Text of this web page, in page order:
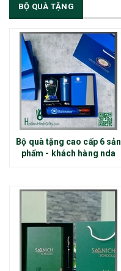
BỘ QUÀ TẶNG
Bộ quà tặng cao cấp 6 sản
phẩm - khách hàng nda